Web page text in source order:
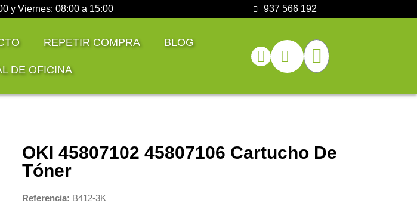
y Viernes: 08:00 a 15:00 937 566 192
REPETIR COMPRA BLOG
DE OFICINA
OKI 45807102 45807106 Cartucho De
Tóner
Referencia B412-3K